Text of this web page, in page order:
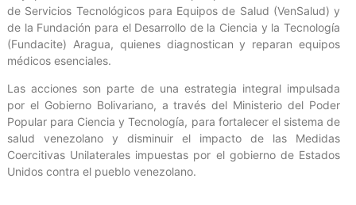
de Servicios Tecnológicos para Equipos de Salud (VenSalud) y
de la Fundación para el Desarrollo de la Ciencia y la Tecnología
(Fundacite) Aragua, quienes diagnostican y reparan equipos
médicos esenciales.
Las acciones son parte de una estrategia integral impulsada
por el Gobierno Bolivariano, a través del Ministerio del Poder
Popular para Ciencia y Tecnología, para fortalecer el sistema de
salud venezolano y disminuir el impacto de las Medidas
Coercitivas Unilaterales impuestas por el gobierno de Estados
Unidos contra el pueblo venezolano.